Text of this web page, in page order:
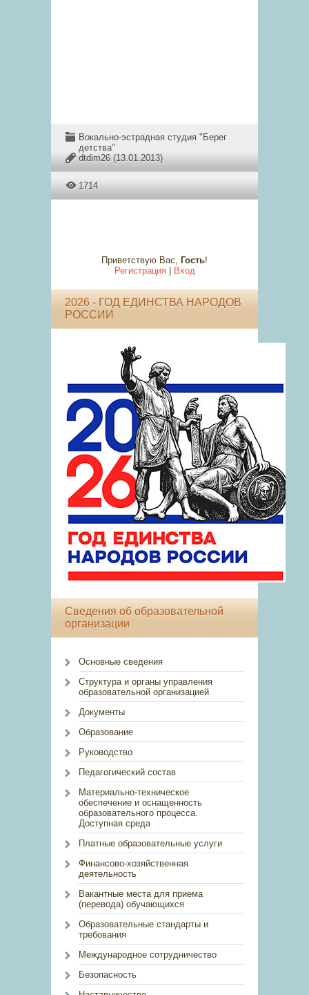
Вокально-эстрадная студия "Берег
детства"
dtdim26 (13.01.2013)
1714
Приветствую Вас, Гость!
Регистрация| Вход
2026 - ГОД ЕДИНСТВА НАРОДОВ
РОССИИ
Сведения об образовательной
организации
Основные сведения
Структура и органы управления
образовательной организацией
Документы
Образование
Руководство
Педагогический состав
Материально-техническое
обеспечение и оснащенность
образовательного процесса.
Доступная среда
Платные образовательные услуги
Финансово-хозяйственная
деятельность
Вакантные места для приема
(перевода) обучающихся
Образовательные стандарты и
требования
Международное сотрудничество
Безопасность